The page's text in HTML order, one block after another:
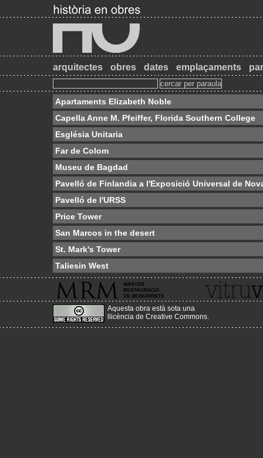
arquitectes obres dates emplaçaments
Apartaments Elizabeth Noble
Capella Anne M. Pfeiffer, Florida Southern College
Església Unitaria
Far de Colom
Museu de Bagdad
Pavelló de Finlandia a l'Exposició Universal de
Pavelló de l'URSS
Price Tower
San Marcos in the desert
St. Mark's Tower
Taliesin West
Aquesta obra està sota una
llicència de Creative Commons.